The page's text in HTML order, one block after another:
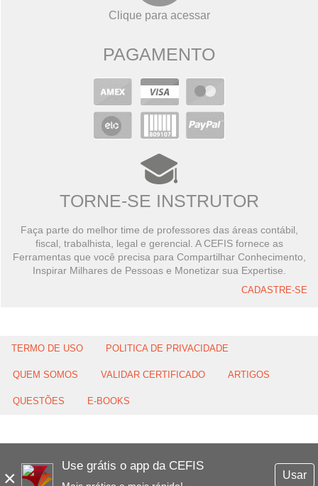
×
Use grátis o app da CEFIS
Usar
Clique para acessar
PAGAMENTO
TORNE-SE INSTRUTOR
Faça parte do melhor time de professores das áreas contábil,
fiscal, trabalhista, legal e gerencial. A CEFIS fornece as
Ferramentas que você precisa para Compartilhar Conhecimento,
Inspirar Milhares de Pessoas e Monetizar sua Expertise.
CADASTRE-SE
TERMO DE USO POLITICA DE PRIVACIDADE
QUEM SOMOS VALIDAR CERTIFICADO ARTIGOS
QUESTÕES E-BOOKS